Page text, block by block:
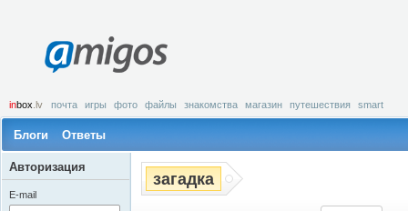
amigos
inbox .lv почта игры фото файлы знакомства магазин путешествия smart
Блоги Ответы
загадка
Авторизация
E-mail